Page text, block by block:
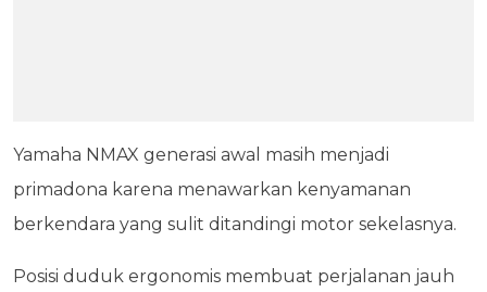
Yamaha NMAX generasi awal masih menjadi
primadona karena menawarkan kenyamanan
berkendara yang sulit ditandingi motor sekelasnya.
Posisi duduk ergonomis membuat perjalanan jauh